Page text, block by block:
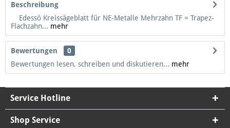
Beschreibung
Edessö Kreissägeblatt für NE-Metalle Mehrzahn TF = Trapez-
Flachzahn... mehr
Bewertungen
0
Bewertungen lesen, schreiben und diskutieren... mehr
Service Hotline
Shop Service